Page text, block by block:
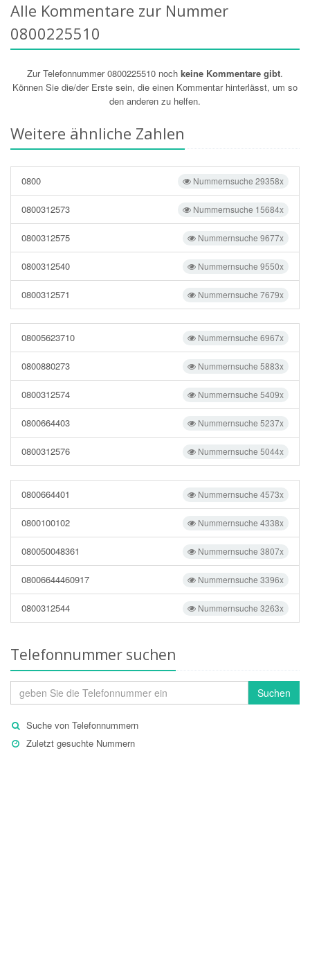
Alle Kommentare zur Nummer
0800225510
Zur Telefonnummer 0800225510 noch keine Kommentare gibt.
Können Sie die/der Erste sein, die einen Kommentar hinterlässt, um so
den anderen zu helfen.
Weitere ähnliche Zahlen
Nummernsuche 29358x
0800
Nummernsuche 15684x
0800312573
Nummernsuche 9677x
0800312575
Nummernsuche 9550x
0800312540
Nummernsuche 7679x
0800312571
Nummernsuche 6967x
08005623710
Nummernsuche 5883x
0800880273
Nummernsuche 5409x
0800312574
Nummernsuche 5237x
0800664403
Nummernsuche 5044x
0800312576
Nummernsuche 4573x
0800664401
Nummernsuche 4338x
0800100102
Nummernsuche 3807x
080050048361
Nummernsuche 3396x
08006644460917
Nummernsuche 3263x
0800312544
Telefonnummer suchen
Suchen
Suche von Telefonnummern
Zuletzt gesuchte Nummern